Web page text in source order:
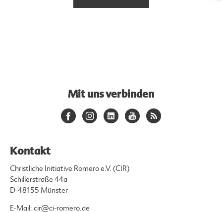
Mit uns verbinden
Kontakt
Christliche Initiative Romero e.V. (CIR)
Schillerstraße 44a
D-48155 Münster
E-Mail: cir@ci-romero.de